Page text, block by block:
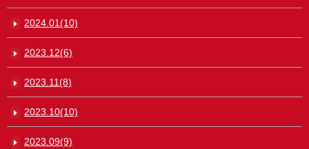
2024.01(10)
2023.12(6)
2023.11(8)
2023.10(10)
2023.09(9)